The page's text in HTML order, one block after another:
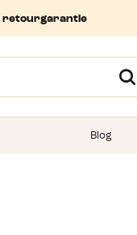
retourgarantie
Blog